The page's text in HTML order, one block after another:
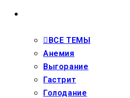
ВСЕ ТЕМЫ
Анемия
Выгорание
Гастрит
Голодание